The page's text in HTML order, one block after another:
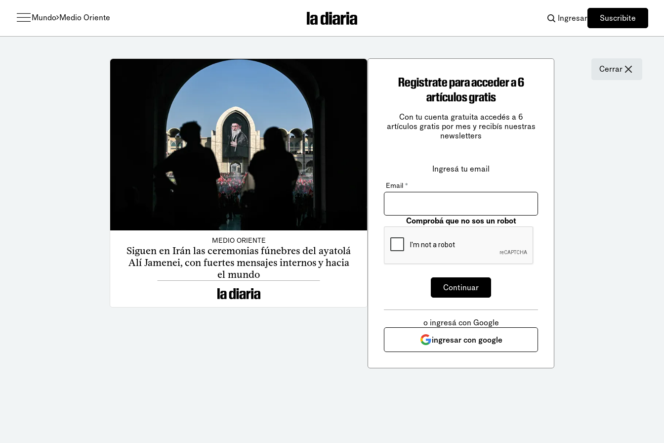
Mundo Medio Oriente Ingresar Suscribite
MEDIO ORIENTE
Siguen en Irán las ceremonias fúnebres del ayatolá
Alí Jamenei, con fuertes mensajes internos y hacia
el mundo
Cerrar
Registrate para acceder a 6
artículos gratis
Con tu cuenta gratuita accedés a 6
artículos gratis por mes y recibís nuestras
newsletters
Ingresá tu email
Email *
Comprobá que no sos un robot
o ingresá con Google
ingresar con google